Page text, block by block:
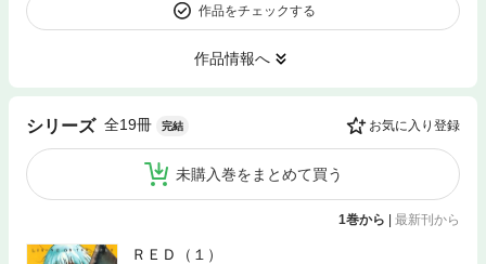
作品をチェックする
作品情報へ
シリーズ 全19冊 完結 お気に入り登録
未購入巻をまとめて買う
1巻から | 最新刊から
ＲＥＤ（１）